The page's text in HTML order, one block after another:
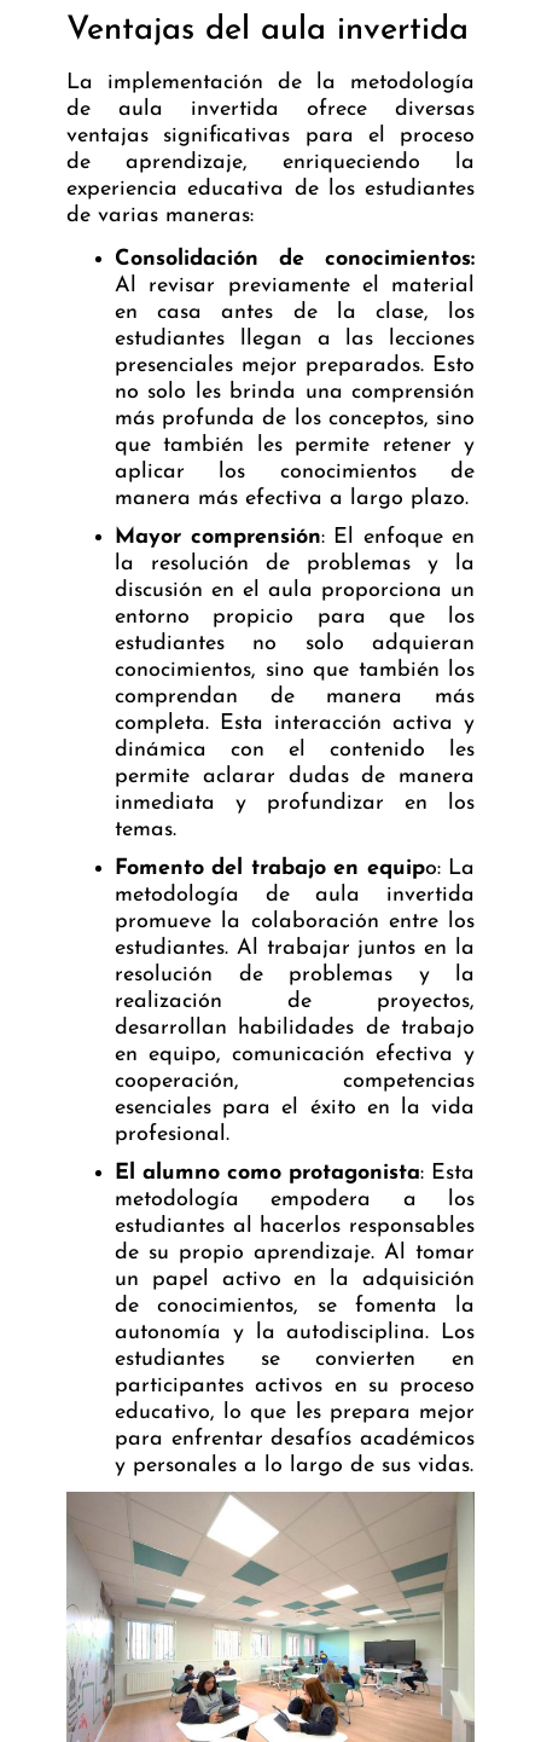
Ventajas del aula invertida
La implementación de la metodología
de aula invertida ofrece diversas
ventajas significativas para el proceso
de aprendizaje, enriqueciendo la
experiencia educativa de los estudiantes
de varias maneras:
Consolidación de conocimientos:
Al revisar previamente el material
en casa antes de la clase, los
estudiantes llegan a las lecciones
presenciales mejor preparados. Esto
no solo les brinda una comprensión
más profunda de los conceptos, sino
que también les permite retener y
aplicar los conocimientos de
manera más efectiva a largo plazo.
Mayor comprensión: El enfoque en
la resolución de problemas y la
discusión en el aula proporciona un
entorno propicio para que los
estudiantes no solo adquieran
conocimientos, sino que también los
comprendan de manera más
completa. Esta interacción activa y
dinámica con el contenido les
permite aclarar dudas de manera
inmediata y profundizar en los
temas.
Fomento del trabajo en equipo: La
metodología de aula invertida
promueve la colaboración entre los
estudiantes. Al trabajar juntos en la
resolución de problemas y la
realización de proyectos,
desarrollan habilidades de trabajo
en equipo, comunicación efectiva y
cooperación, competencias
esenciales para el éxito en la vida
profesional.
El alumno como protagonista: Esta
metodología empodera a los
estudiantes al hacerlos responsables
de su propio aprendizaje. Al tomar
un papel activo en la adquisición
de conocimientos, se fomenta la
autonomía y la autodisciplina. Los
estudiantes se convierten en
participantes activos en su proceso
educativo, lo que les prepara mejor
para enfrentar desafíos académicos
y personales a lo largo de sus vidas.